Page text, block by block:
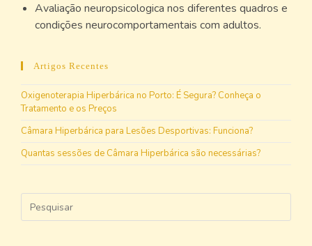
Avaliação neuropsicologica nos diferentes quadros e
condições neurocomportamentais com adultos.
Artigos Recentes
Oxigenoterapia Hiperbárica no Porto: É Segura? Conheça o
Tratamento e os Preços
Câmara Hiperbárica para Lesões Desportivas: Funciona?
Quantas sessões de Câmara Hiperbárica são necessárias?